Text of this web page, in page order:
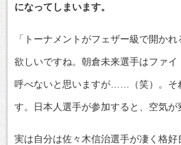
になってしまいます。
「トーナメントがフェザー級で開か
欲しいですね。朝倉未来選手はファ
呼べないと思いますが……（笑）。そ
す。日本人選手が参加すると、空気が
実は自分は佐々木信治選手が凄く格好